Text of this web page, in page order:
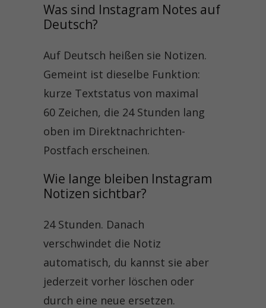
Was sind Instagram Notes auf
Deutsch?
Auf Deutsch heißen sie Notizen.
Gemeint ist dieselbe Funktion:
kurze Textstatus von maximal
60 Zeichen, die 24 Stunden lang
oben im Direktnachrichten-
Postfach erscheinen.
Wie lange bleiben Instagram
Notizen sichtbar?
24 Stunden. Danach
verschwindet die Notiz
automatisch, du kannst sie aber
jederzeit vorher löschen oder
durch eine neue ersetzen.